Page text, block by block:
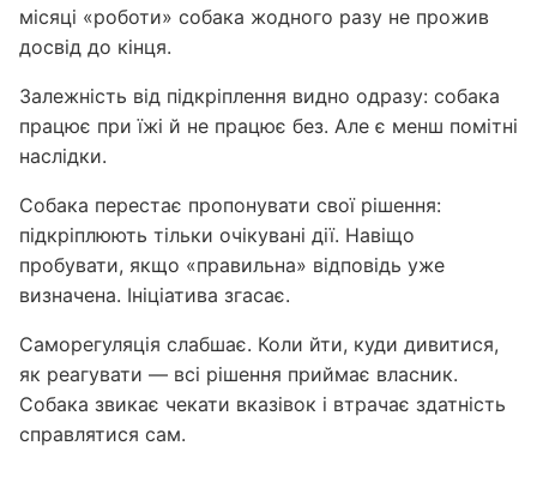
місяці «роботи» собака жодного разу не прожив
досвід до кінця.
Залежність від підкріплення видно одразу: собака
працює при їжі й не працює без. Але є менш помітні
наслідки.
Собака перестає пропонувати свої рішення:
підкріплюють тільки очікувані дії. Навіщо
пробувати, якщо «правильна» відповідь уже
визначена. Ініціатива згасає.
Саморегуляція слабшає. Коли йти, куди дивитися,
як реагувати — всі рішення приймає власник.
Собака звикає чекати вказівок і втрачає здатність
справлятися сам.